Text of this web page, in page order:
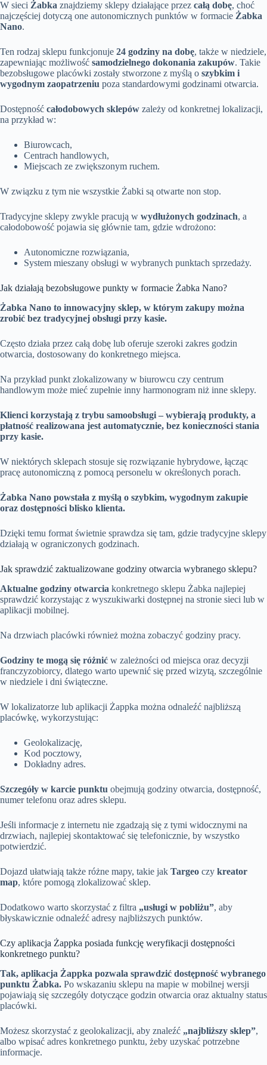
W sieci Żabka znajdziemy sklepy działające przez całą dobę, choć
najczęściej dotyczą one autonomicznych punktów w formacie Żabka
Nano.
Ten rodzaj sklepu funkcjonuje 24 godziny na dobę, także w niedziele,
zapewniając możliwość samodzielnego dokonania zakupów. Takie
bezobsługowe placówki zostały stworzone z myślą o szybkim i
wygodnym zaopatrzeniu poza standardowymi godzinami otwarcia.
Dostępność całodobowych sklepów zależy od konkretnej lokalizacji,
na przykład w:
Biurowcach,
Centrach handlowych,
Miejscach ze zwiększonym ruchem.
W związku z tym nie wszystkie Żabki są otwarte non stop.
Tradycyjne sklepy zwykle pracują w wydłużonych godzinach, a
całodobowość pojawia się głównie tam, gdzie wdrożono:
Autonomiczne rozwiązania,
System mieszany obsługi w wybranych punktach sprzedaży.
Jak działają bezobsługowe punkty w formacie Żabka Nano?
Żabka Nano to innowacyjny sklep, w którym zakupy można
zrobić bez tradycyjnej obsługi przy kasie.
Często działa przez całą dobę lub oferuje szeroki zakres godzin
otwarcia, dostosowany do konkretnego miejsca.
Na przykład punkt zlokalizowany w biurowcu czy centrum
handlowym może mieć zupełnie inny harmonogram niż inne sklepy.
Klienci korzystają z trybu samoobsługi – wybierają produkty, a
płatność realizowana jest automatycznie, bez konieczności stania
przy kasie.
W niektórych sklepach stosuje się rozwiązanie hybrydowe, łącząc
pracę autonomiczną z pomocą personelu w określonych porach.
Żabka Nano powstała z myślą o szybkim, wygodnym zakupie
oraz dostępności blisko klienta.
Dzięki temu format świetnie sprawdza się tam, gdzie tradycyjne sklepy
działają w ograniczonych godzinach.
Jak sprawdzić zaktualizowane godziny otwarcia wybranego sklepu?
Aktualne godziny otwarcia konkretnego sklepu Żabka najlepiej
sprawdzić korzystając z wyszukiwarki dostępnej na stronie sieci lub w
aplikacji mobilnej.
Na drzwiach placówki również można zobaczyć godziny pracy.
Godziny te mogą się różnić w zależności od miejsca oraz decyzji
franczyzobiorcy, dlatego warto upewnić się przed wizytą, szczególnie
w niedziele i dni świąteczne.
W lokalizatorze lub aplikacji Żappka można odnaleźć najbliższą
placówkę, wykorzystując:
Geolokalizację,
Kod pocztowy,
Dokładny adres.
Szczegóły w karcie punktu obejmują godziny otwarcia, dostępność,
numer telefonu oraz adres sklepu.
Jeśli informacje z internetu nie zgadzają się z tymi widocznymi na
drzwiach, najlepiej skontaktować się telefonicznie, by wszystko
potwierdzić.
Dojazd ułatwiają także różne mapy, takie jak Targeo czy kreator
map, które pomogą zlokalizować sklep.
Dodatkowo warto skorzystać z filtra „usługi w pobliżu”, aby
błyskawicznie odnaleźć adresy najbliższych punktów.
Czy aplikacja Żappka posiada funkcję weryfikacji dostępności
konkretnego punktu?
Tak, aplikacja Żappka pozwala sprawdzić dostępność wybranego
punktu Żabka. Po wskazaniu sklepu na mapie w mobilnej wersji
pojawiają się szczegóły dotyczące godzin otwarcia oraz aktualny status
placówki.
Możesz skorzystać z geolokalizacji, aby znaleźć „najbliższy sklep”,
albo wpisać adres konkretnego punktu, żeby uzyskać potrzebne
informacje.